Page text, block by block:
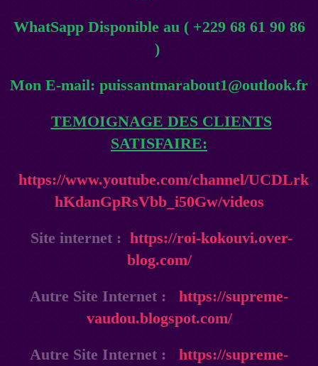
WhatSapp Disponible au ( +229 68 61 90 86
)
Mon E-mail: puissantmarabout1@outlook.fr
TEMOIGNAGE DES CLIENTS
SATISFAIRE:
https://www.youtube.com/channel/UCDLrk
hKdanGpRsVbb_i50Gw/videos
Site internet : https://roi-kokouvi.over-
blog.com/
Autre Site Internet : https://supreme-
vaudou.blogspot.com/
Autre Site Internet : https://supreme-